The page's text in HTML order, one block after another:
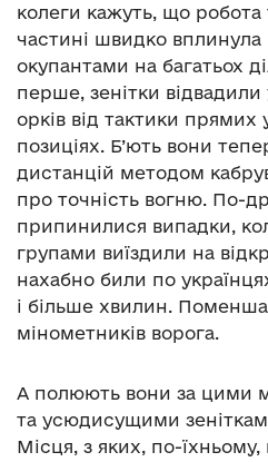
колеги кажуть, що робота
частині швидко вплинула
окупантами на багатьох
перше, зенітки
орків від тактики прямих
позиціях. Б’ють вони
дистанцій методом
про точність вогню. По-
припинилися випадки,
групами виїздили на
нахабно били по
і більше хвилин.
мінометників ворога.
А полюють вони за цими
та усюдисущими
Місця, з яких, по-